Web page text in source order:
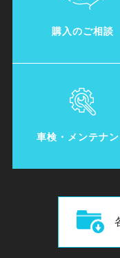
・法令に基づ
個人情報の安全
当社は、個人
ために、セキ
お客さまがご
削除などをご
購入のご相談
車検・メンテナ